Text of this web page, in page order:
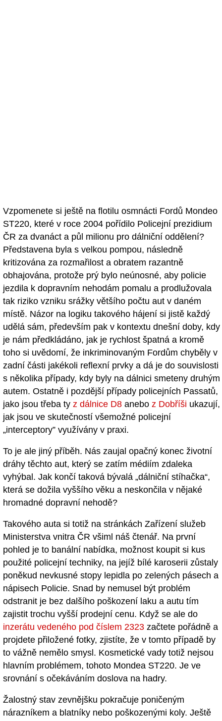
Vzpomenete si ještě na flotilu osmnácti Fordů Mondeo
ST220, které v roce 2004 pořídilo Policejní prezidium
ČR za dvanáct a půl milionu pro dálniční oddělení?
Představena byla s velkou pompou, následně
kritizována za rozmařilost a obratem razantně
obhajována, protože prý bylo neúnosné, aby policie
jezdila k dopravním nehodám pomalu a prodlužovala
tak riziko vzniku srážky většího počtu aut v daném
místě. Názor na logiku takového hájení si jistě každý
udělá sám, především pak v kontextu dnešní doby, kdy
je nám předkládáno, jak je rychlost špatná a kromě
toho si uvědomí, že inkriminovaným Fordům chyběly v
zadní části jakékoli reflexní prvky a dá je do souvislosti
s několika případy, kdy byly na dálnici smeteny druhým
autem. Ostatně i pozdější případy policejních Passatů,
jako jsou třeba ty z dálnice D8 anebo z Dobříši ukazují,
jak jsou ve skutečností všemožné policejní
„interceptory” využívány v praxi.
To je ale jiný příběh. Nás zaujal opačný konec životní
dráhy těchto aut, který se zatím médiím zdaleka
vyhýbal. Jak končí taková bývalá „dálniční stíhačka“,
která se dožila vyššího věku a neskončila v nějaké
hromadné dopravní nehodě?
Takového auta si totiž na stránkách Zařízení služeb
Ministerstva vnitra ČR všiml náš čtenář. Na první
pohled je to banální nabídka, možnost koupit si kus
použité policejní techniky, na jejíž bílé karoserii zůstaly
poněkud nevkusné stopy lepidla po zelených pásech a
nápisech Policie. Snad by nemusel být problém
odstranit je bez dalšího poškození laku a autu tím
zajistit trochu vyšší prodejní cenu. Když se ale do
inzerátu vedeného pod číslem 2323 začtete pořádně a
projdete přiložené fotky, zjistíte, že v tomto případě by
to vážně nemělo smysl. Kosmetické vady totiž nejsou
hlavním problémem, tohoto Mondea ST220. Je ve
srovnání s očekáváním doslova na hadry.
Žalostný stav zevnějšku pokračuje poničeným
nárazníkem a blatníky nebo poškozenými koly. Ještě